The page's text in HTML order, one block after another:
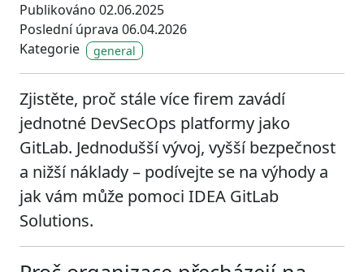
Publikováno 02.06.2025
Poslední úprava 06.04.2026
Kategorie
general
Zjistěte, proč stále více firem zavádí
jednotné DevSecOps platformy jako
GitLab. Jednodušší vývoj, vyšší bezpečnost
a nižší náklady – podívejte se na výhody a
jak vám může pomoci IDEA GitLab
Solutions.